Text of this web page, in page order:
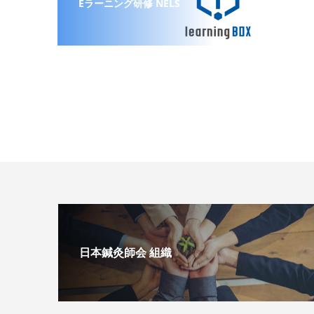
Eラーニング研修 NELS
日本鍼灸師会 組織